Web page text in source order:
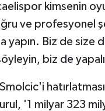
kimsenin
ve profesyonel
yapın. Biz de size
biz de
hatırlatması
'1 milyar 323